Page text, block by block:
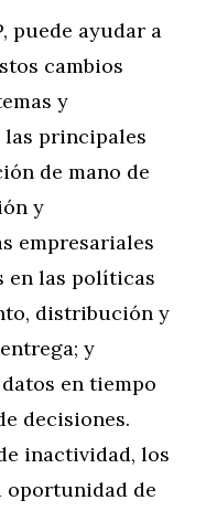
puede ayudar a
cambios
y
las principales
de mano de
y
empresariales
en las políticas
distribución y
y
en tiempo
decisiones.
inactividad, los
oportunidad de